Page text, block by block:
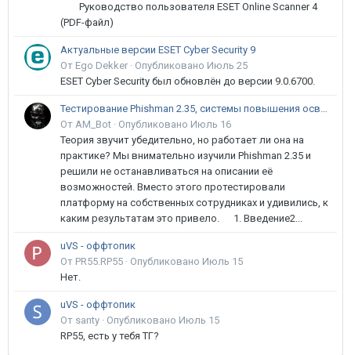
Руководство пользователя ESET Online Scanner 4
(PDF-файл)
Актуальные версии ESET Cyber Security 9
От Ego Dekker · Опубликовано Июль 25
ESET Cyber Security был обновлён до версии 9.0.6700.
Тестирование Phishman 2.35, системы повышения осведомлённости пользователей в сфере ИБ
От AM_Bot · Опубликовано Июль 16
Теория звучит убедительно, но работает ли она на
практике? Мы внимательно изучили Phishman 2.35 и
решили не останавливаться на описании её
возможностей. Вместо этого протестировали
платформу на собственных сотрудниках и удивились, к
каким результатам это привело. 1. Введение2...
uVS - оффтопик
От PR55.RP55 · Опубликовано Июль 15
Нет.
uVS - оффтопик
От santy · Опубликовано Июль 15
RP55, есть у тебя ТГ?